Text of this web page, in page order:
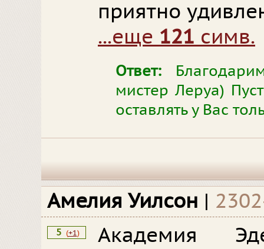
приятно
...еще 121 симв.
Ответ:
мистер Леруа)
оставлять у Вас
Амелия Уилсон |
5 (+1)
Академия